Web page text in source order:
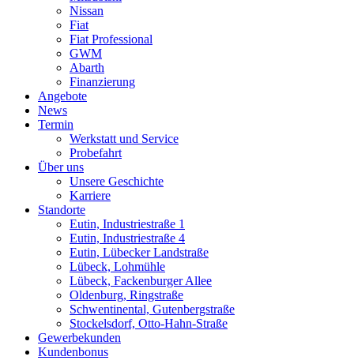
Nissan
Fiat
Fiat Professional
GWM
Abarth
Finanzierung
Angebote
News
Termin
Werkstatt und Service
Probefahrt
Über uns
Unsere Geschichte
Karriere
Standorte
Eutin, Industriestraße 1
Eutin, Industriestraße 4
Eutin, Lübecker Landstraße
Lübeck, Lohmühle
Lübeck, Fackenburger Allee
Oldenburg, Ringstraße
Schwentinental, Gutenbergstraße
Stockelsdorf, Otto-Hahn-Straße
Gewerbekunden
Kundenbonus